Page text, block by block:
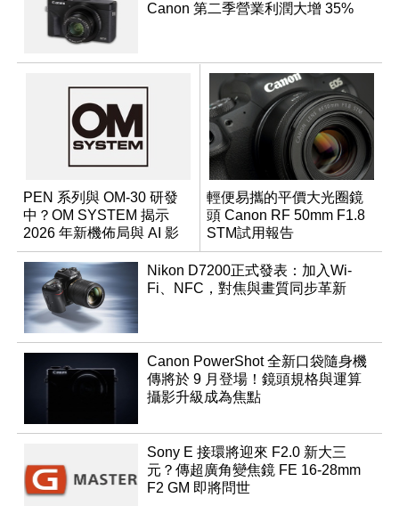
Canon 第二季營業利潤大增 35%
PEN 系列與 OM-30 研發
中？OM SYSTEM 揭示
2026 年新機佈局與 AI 影
像藍圖
輕便易攜的平價大光圈鏡
頭 Canon RF 50mm F1.8
STM試用報告
Nikon D7200正式發表：加入Wi-
Fi、NFC，對焦與畫質同步革新
Canon PowerShot 全新口袋隨身機
傳將於 9 月登場！鏡頭規格與運算
攝影升級成為焦點
Sony E 接環將迎來 F2.0 新大三
元？傳超廣角變焦鏡 FE 16-28mm
F2 GM 即將問世